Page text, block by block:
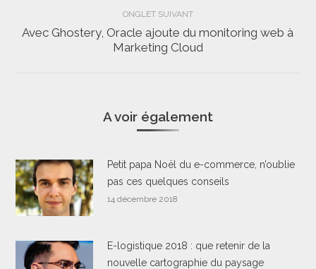
ONGLET SUIVANT
Onglet
suivant
Avec Ghostery, Oracle ajoute du monitoring web à
Marketing Cloud
A voir également
Petit papa Noël du e-commerce, n’oublie
pas ces quelques conseils
14 décembre 2018
E-logistique 2018 : que retenir de la
nouvelle cartographie du paysage